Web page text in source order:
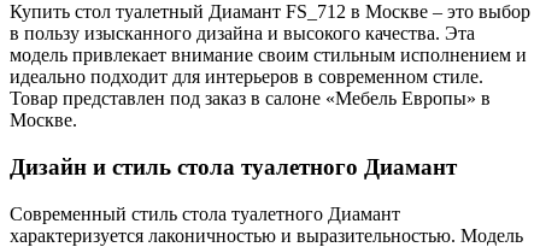
Купить стол туалетный Диамант FS_712 в Москве – это выбор
в пользу изысканного дизайна и высокого качества. Эта
модель привлекает внимание своим стильным исполнением и
идеально подходит для интерьеров в современном стиле.
Товар представлен под заказ в салоне «Мебель Европы» в
Москве.
Дизайн и стиль стола туалетного Диамант
Современный стиль стола туалетного Диамант
характеризуется лаконичностью и выразительностью. Модель